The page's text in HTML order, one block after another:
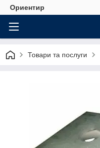
Ориентир
Товари та послуги